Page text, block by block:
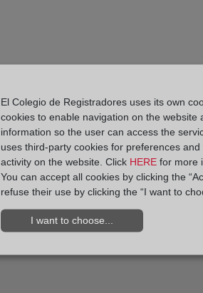
El Colegio de Registradores uses its own
cookies to enable navigation on the
information so the user can access the
uses third-party cookies for preferences
activity on the website. Click HERE for more
You can accept all cookies by clicking the
refuse their use by clicking the “I want to
I want to choose...